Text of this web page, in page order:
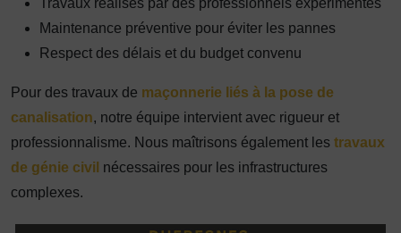
Travaux réalisés par des professionnels expérimentés
Maintenance préventive pour éviter les pannes
Respect des délais et du budget convenu
Pour des travaux de maçonnerie liés à la pose de
canalisation, notre équipe intervient avec rigueur et
professionnalisme. Nous maîtrisons également les travaux
de génie civil nécessaires pour les infrastructures
complexes.